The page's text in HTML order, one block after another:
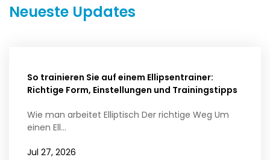
Neueste Updates
So trainieren Sie auf einem Ellipsentrainer:
Richtige Form, Einstellungen und Trainingstipps
Wie man arbeitet Elliptisch Der richtige Weg Um
einen Ell...
Jul 27, 2026